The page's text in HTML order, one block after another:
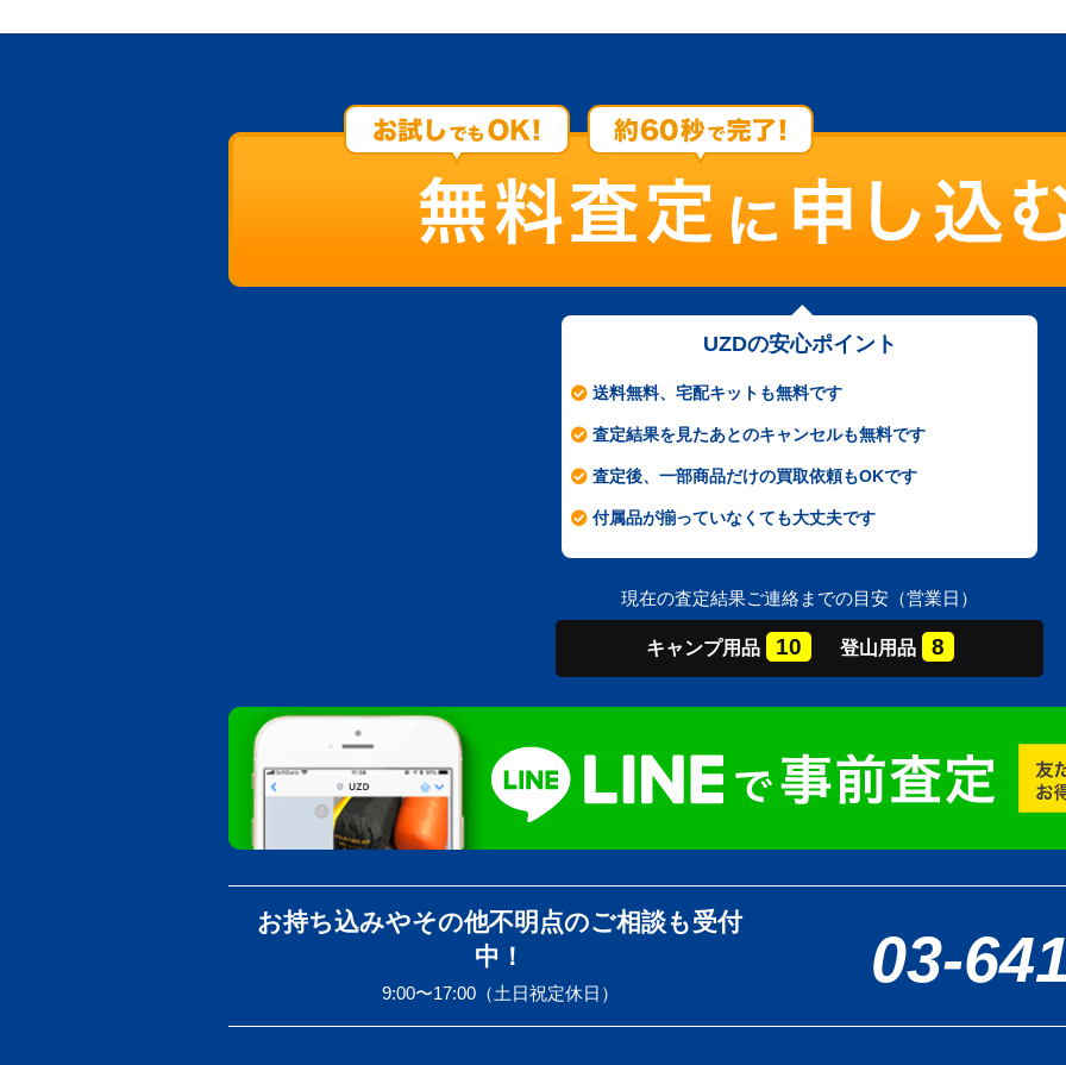
UZDの安心ポイント
送料無料、宅配キットも無料です
査定結果を見たあとのキャンセルも無料です
査定後、一部商品だけの買取依頼もOKです
付属品が揃っていなくても大丈夫です
現在の査定結果ご連絡までの目安（営業日）
キャンプ用品 10 登山用品 8
お持ち込みやその他不明点のご相談も受付
中！
9:00〜17:00（土日祝定休日） 03-